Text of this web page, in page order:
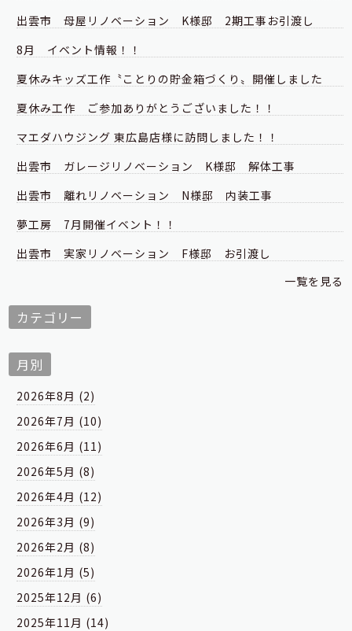
出雲市 母屋リノベーション K様邸 2期工事お引渡し
8月 イベント情報！！
夏休みキッズ工作〝ことりの貯金箱づくり〟開催しました
夏休み工作 ご参加ありがとうございました！！
マエダハウジング 東広島店様に訪問しました！！
出雲市 ガレージリノベーション K様邸 解体工事
出雲市 離れリノベーション N様邸 内装工事
夢工房 7月開催イベント！！
出雲市 実家リノベーション F様邸 お引渡し
一覧を見る
カテゴリー
月別
2026年8月 (2)
2026年7月 (10)
2026年6月 (11)
2026年5月 (8)
2026年4月 (12)
2026年3月 (9)
2026年2月 (8)
2026年1月 (5)
2025年12月 (6)
2025年11月 (14)